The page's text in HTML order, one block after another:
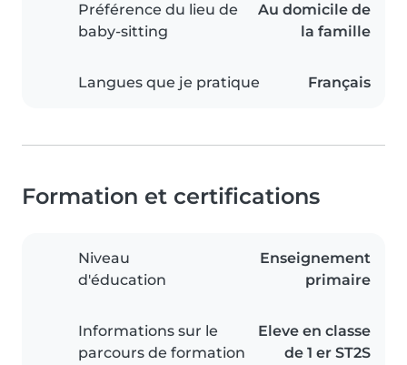
Préférence du lieu de
baby-sitting
Au domicile de
la famille
Langues que je pratique Français
Formation et certifications
Niveau
d'éducation
Enseignement
primaire
Informations sur le
parcours de formation
Eleve en classe
de 1 er ST2S